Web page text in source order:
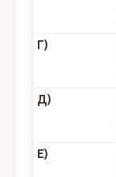
Г)
Д)
Е)